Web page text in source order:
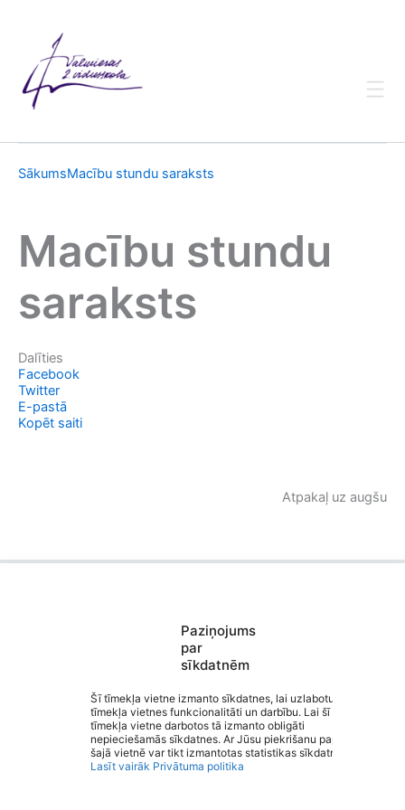
Paziņojums
par
sīkdatnēm
Šī tīmekļa vietne izmanto sīkdatnes, lai uzlabotu
tīmekļa vietnes funkcionalitāti un darbību. Lai šī
tīmekļa vietne darbotos tā izmanto obligāti
nepieciešamās sīkdatnes. Ar Jūsu piekrišanu papildus
šajā vietnē var tikt izmantotas statistikas sīkdatnes.
Lasīt vairāk Privātuma politika
SākumsMacību stundu saraksts
Macību stundu
saraksts
Dalīties
Facebook
Twitter
E-pastā
Kopēt saiti
Atpakaļ uz augšu
Valmieras 2. vidusskola
Saziņa